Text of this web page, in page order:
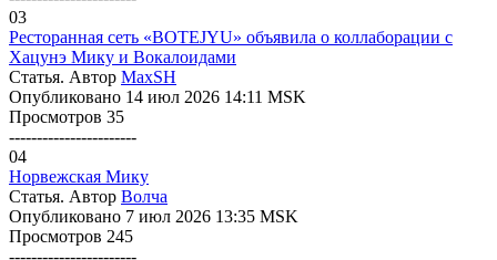
03
Ресторанная сеть «BOTEJYU» объявила о коллаборации с
Хацунэ Мику и Вокалоидами
Статья. Автор MaxSH
Опубликовано 14 июл 2026 14:11 MSK
Просмотров 35
-----------------------
04
Норвежская Мику
Статья. Автор Волчa
Опубликовано 7 июл 2026 13:35 MSK
Просмотров 245
-----------------------